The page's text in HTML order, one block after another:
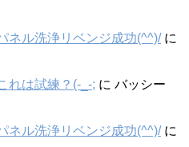
ネル洗浄リベンジ成功(^^)/ に
れは試練？(-_-; に バッシー
ネル洗浄リベンジ成功(^^)/ に